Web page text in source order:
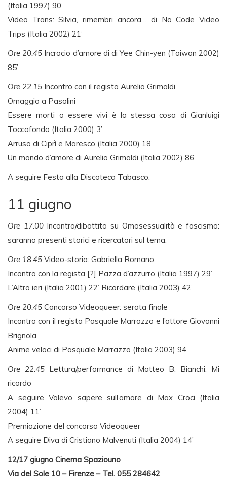
(Italia 1997) 90’
Video Trans: Silvia, rimembri ancora… di No Code Video
Trips (Italia 2002) 21’
Ore 20.45 Incrocio d’amore di di Yee Chin-yen (Taiwan 2002)
85’
Ore 22.15 Incontro con il regista Aurelio Grimaldi
Omaggio a Pasolini
Essere morti o essere vivi è la stessa cosa di Gianluigi
Toccafondo (Italia 2000) 3’
Arruso di Ciprì e Maresco (Italia 2000) 18’
Un mondo d’amore di Aurelio Grimaldi (Italia 2002) 86’
A seguire Festa alla Discoteca Tabasco.
11 giugno
Ore 17.00Incontro/dibattito su Omosessualità e fascismo:
saranno presenti storici e ricercatori sul tema.
Ore 18.45 Video-storia: Gabriella Romano.
Incontro con la regista [?] Pazza d’azzurro (Italia 1997) 29’
L’Altro ieri (Italia 2001) 22’ Ricordare (Italia 2003) 42’
Ore 20.45 Concorso Videoqueer: serata finale
Incontro con il regista Pasquale Marrazzo e l’attore Giovanni
Brignola
Anime veloci di Pasquale Marrazzo (Italia 2003) 94’
Ore 22.45 Lettura/performance di Matteo B. Bianchi: Mi
ricordo
A seguire Volevo sapere sull’amore di Max Croci (Italia
2004) 11’
Premiazione del concorso Videoqueer
A seguire Diva di Cristiano Malvenuti (Italia 2004) 14’
12/17 giugno Cinema Spaziouno
Via del Sole 10 – Firenze – Tel. 055 284642